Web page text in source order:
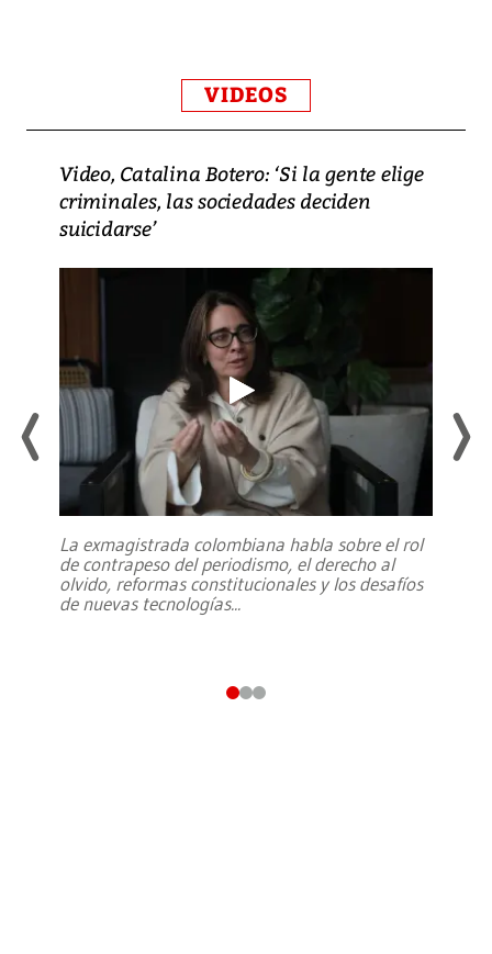
VIDEOS
Video, Catalina Botero: ‘Si la gente elige
criminales, las sociedades deciden
suicidarse’
La exmagistrada colombiana habla sobre el rol
de contrapeso del periodismo, el derecho al
olvido, reformas constitucionales y los desafíos
de nuevas tecnologías...